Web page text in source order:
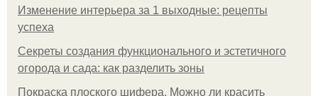
Изменение интерьера за 1 выходные: рецепты
успеха
Секреты создания функционального и эстетичного
огорода и сада: как разделить зоны
Покраска плоского шифера. Можно ли красить